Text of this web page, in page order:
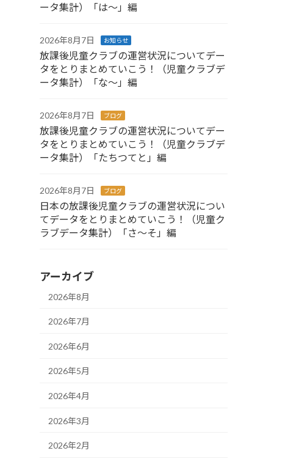
ータ集計）「は～」編
2026年8月7日 お知らせ
放課後児童クラブの運営状況についてデー
タをとりまとめていこう！（児童クラブデ
ータ集計）「な～」編
2026年8月7日 ブログ
放課後児童クラブの運営状況についてデー
タをとりまとめていこう！（児童クラブデ
ータ集計）「たちつてと」編
2026年8月7日 ブログ
日本の放課後児童クラブの運営状況につい
てデータをとりまとめていこう！（児童ク
ラブデータ集計）「さ～そ」編
アーカイブ
2026年8月
2026年7月
2026年6月
2026年5月
2026年4月
2026年3月
2026年2月